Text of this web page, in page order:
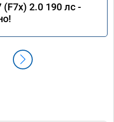
2.0 190 лс -